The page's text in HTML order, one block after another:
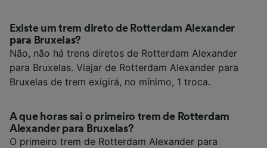
Existe um trem direto de Rotterdam Alexander
para Bruxelas?
Não, não há trens diretos de Rotterdam Alexander
para Bruxelas. Viajar de Rotterdam Alexander para
Bruxelas de trem exigirá, no mínimo, 1 troca.
A que horas sai o primeiro trem de Rotterdam
Alexander para Bruxelas?
O primeiro trem de Rotterdam Alexander para